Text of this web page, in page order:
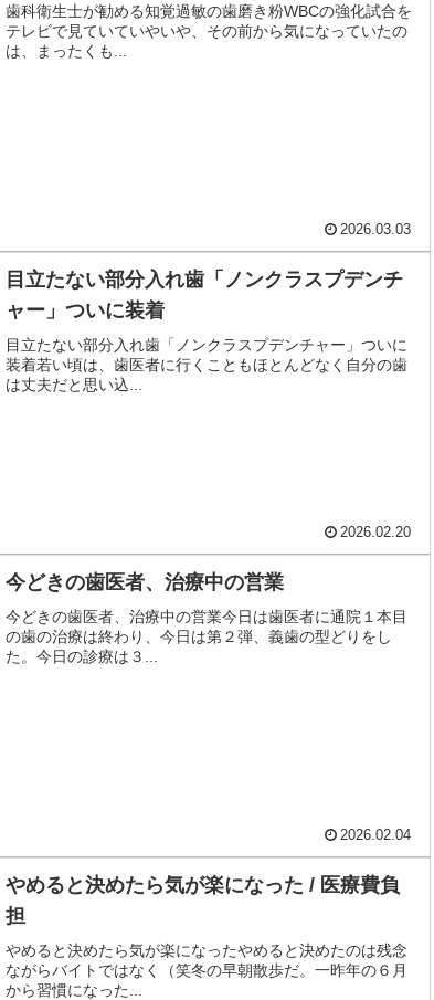
歯科衛生士が勧める知覚過敏の歯磨き粉WBCの強化試合を
テレビで見ていていやいや、その前から気になっていたの
は、まったくも...
2026.03.03
目立たない部分入れ歯「ノンクラスプデンチ
ャー」ついに装着
目立たない部分入れ歯「ノンクラスプデンチャー」ついに
装着若い頃は、歯医者に行くこともほとんどなく自分の歯
は丈夫だと思い込...
2026.02.20
今どきの歯医者、治療中の営業
今どきの歯医者、治療中の営業今日は歯医者に通院１本目
の歯の治療は終わり、今日は第２弾、義歯の型どりをし
た。今日の診療は３...
2026.02.04
やめると決めたら気が楽になった / 医療費負
担
やめると決めたら気が楽になったやめると決めたのは残念
ながらバイトではなく（笑冬の早朝散歩だ。一昨年の６月
から習慣になった...